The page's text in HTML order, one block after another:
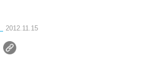
2012.11.15